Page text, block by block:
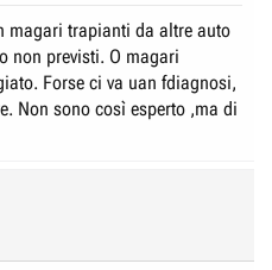
magari trapianti da altre auto
non previsti. O magari
Forse ci va uan fdiagnosi,
Non sono così esperto ,ma di